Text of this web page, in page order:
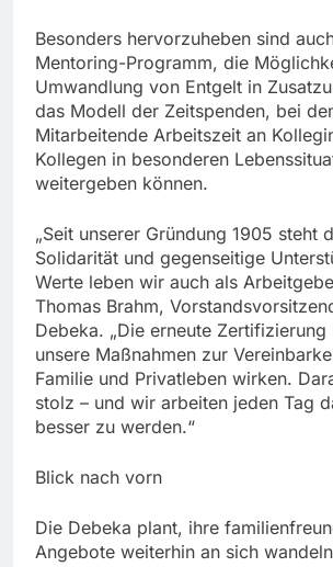
Besonders hervorzuheben sind
Mentoring-Programm, die
Umwandlung von Entgelt in
das Modell der Zeitspenden, bei
Mitarbeitende Arbeitszeit an
Kollegen in besonderen
weitergeben können.
„Seit unserer Gründung 1905 steht
Solidarität und gegenseitige
Werte leben wir auch als
Thomas Brahm,
Debeka. „Die erneute
unsere Maßnahmen zur
Familie und Privatleben wirken.
stolz – und wir arbeiten jeden Tag
besser zu werden.“
Blick nach vorn
Die Debeka plant, ihre
Angebote weiterhin an sich